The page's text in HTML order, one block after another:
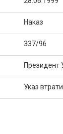
Наказ
337/96
Президент
Указ